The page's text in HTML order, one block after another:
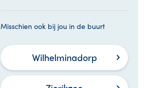
Misschien ook bij jou in de buurt
Wilhelminadorp